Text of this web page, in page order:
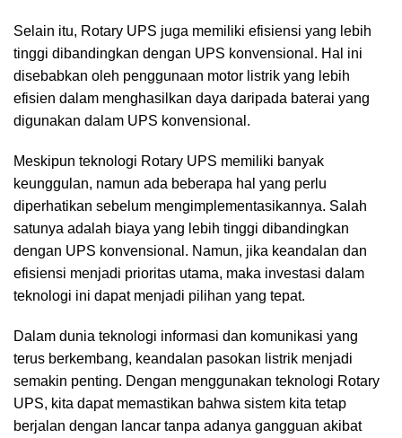
Selain itu, Rotary UPS juga memiliki efisiensi yang lebih
tinggi dibandingkan dengan UPS konvensional. Hal ini
disebabkan oleh penggunaan motor listrik yang lebih
efisien dalam menghasilkan daya daripada baterai yang
digunakan dalam UPS konvensional.
Meskipun teknologi Rotary UPS memiliki banyak
keunggulan, namun ada beberapa hal yang perlu
diperhatikan sebelum mengimplementasikannya. Salah
satunya adalah biaya yang lebih tinggi dibandingkan
dengan UPS konvensional. Namun, jika keandalan dan
efisiensi menjadi prioritas utama, maka investasi dalam
teknologi ini dapat menjadi pilihan yang tepat.
Dalam dunia teknologi informasi dan komunikasi yang
terus berkembang, keandalan pasokan listrik menjadi
semakin penting. Dengan menggunakan teknologi Rotary
UPS, kita dapat memastikan bahwa sistem kita tetap
berjalan dengan lancar tanpa adanya gangguan akibat